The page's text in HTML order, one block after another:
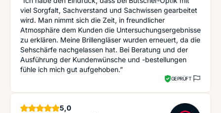
viel Sorgfalt, Sachverstand und Sachwissen gearbeitet
wird. Man nimmt sich die Zeit, in freundlicher
Atmosphäre dem Kunden die Untersuchungsergebnisse
zu erklären. Meine Brillengläser wurden erneuert, da die
Sehschärfe nachgelassen hat. Bei Beratung und der
Ausführung der Kundenwünsche und -bestellungen
fühle ich mich gut aufgehoben.”
GEPRÜFT
5,0Sterne